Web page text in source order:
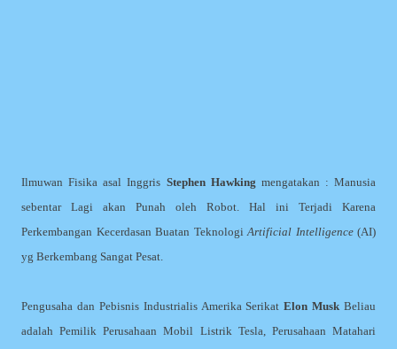
Ilmuwan Fisika asal Inggris Stephen Hawking mengatakan : Manusia
sebentar Lagi akan Punah oleh Robot. Hal ini Terjadi Karena
Perkembangan Kecerdasan Buatan TeknologiArtificial Intelligence(AI)
yg Berkembang Sangat Pesat.
Pengusaha dan Pebisnis Industrialis Amerika SerikatElon Musk Beliau
adalah Pemilik Perusahaan Mobil Listrik Tesla, Perusahaan Matahari